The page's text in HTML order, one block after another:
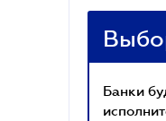
Банки